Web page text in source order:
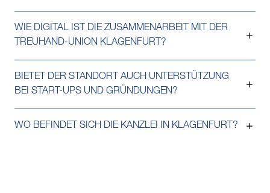
WIE DIGITAL IST DIE ZUSAMMENARBEIT MIT DER
TREUHAND-UNION KLAGENFURT?
BIETET DER STANDORT AUCH UNTERSTÜTZUNG
BEI START-UPS UND GRÜNDUNGEN?
WO BEFINDET SICH DIE KANZLEI IN KLAGENFURT?